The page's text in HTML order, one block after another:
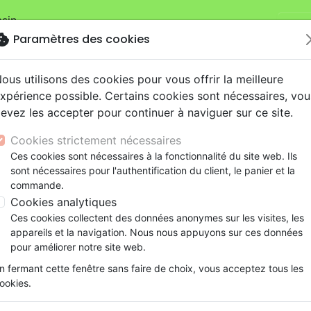
Je
sur la boutiqueLa Maison de la Bible Suisse
NouveautésBibles
Testaments
Etude biblique
NEG
Bandes dessinées
Souffrance, Relation d'aide
Santé
Événements actuels
Couple
Découverte de la foi
Souffrance, Relation d'aide
Psychologie
Adolescents, jeunes
Latino, Folk
Soul
Rap, Hip-hop
Louange, Adoration
Hardrock, Métal
animés
conférences
Films, fiction
Jeux
Pour Le louer - volume 8 [CD]
Pour Le louer - volume 8 [CD]
Artiste :Jeunesse en Mission
Référence JEM9093 EAN 7640151690939
Paramètres des cookies
utilisons des cookies pour vous offrir la meilleure
possible. Certains cookies sont nécessaires,
les accepter pour continuer à naviguer sur ce site.
Cookies strictement nécessaires
Ces cookies sont nécessaires à la fonctionnalité du site web. Ils
sont nécessaires pour l'authentification du client, le panier et la
commande.
Cookies analytiques
Ces cookies collectent des données anonymes sur les visites, les
appareils et la navigation. Nous nous appuyons sur ces données
pour améliorer notre site web.
fermant cette fenêtre sans faire de choix, vous acceptez tous les